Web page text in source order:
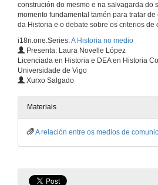
construción do mesmo e na salvagarda do
momento fundamental tamén para tratar
da Historia e o debate sobre os criterios de
i18n.one.Series:A Historia no medio
Presenta: Laura Novelle López
Licenciada en Historia e DEA en Historia
Universidade de Vigo
Xurxo Salgado
Materiais
A relación entre os medios de
7 de maio de 2012
Apertura da
7 de maio de 2012